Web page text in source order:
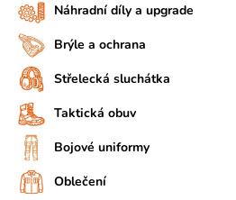
Náhradní díly a upgrade
Brýle a ochrana
Střelecká sluchátka
Taktická obuv
Bojové uniformy
Oblečení
j
e
m
e